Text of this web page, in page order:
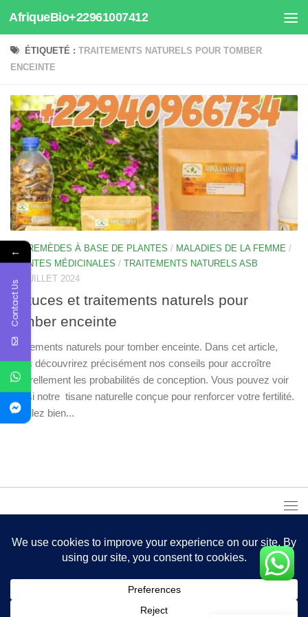
Au dessous du contenu
AfriqueBio+22961007412
ÉTIQUETÉ :TRAITEMENTS NATURELS POUR TOMBER
ENCEINTE
100 REMÈDES À BASE DE PLANTES / MALADIES DE LA FEMME /
PLANTES MÉDICINALES / TRAITEMENTS NATURELS ASB
25 JUILLET 2024
Astuces et traitements naturels pour
tomber enceinte
Traitements naturels pour tomber enceinte. Dans cet article,
vous découvrirez précisément nos conseils pour accroître
naturellement les probabilités de conception. Vous pouvez voir
aussi notre tisane naturelle conçue pour renforcer votre fertilité.
Veuillez bien...
←
Contact Us